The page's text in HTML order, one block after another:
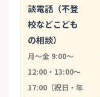
談電話（不登
校などこども
の相談）
月〜金 9:00〜
12:00・13:00〜
17:00（祝日・年